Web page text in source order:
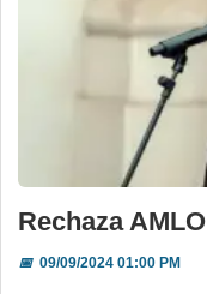
Rechaza
📅09/09/2024 01:00 PM